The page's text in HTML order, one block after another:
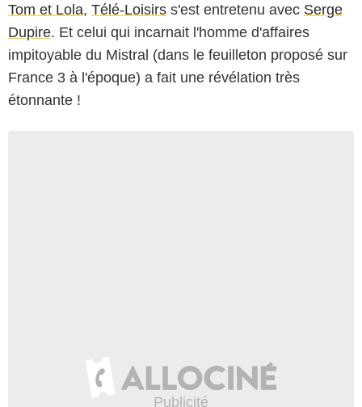
Tom et Lola, Télé-Loisirs s'est entretenu avec Serge
Dupire. Et celui qui incarnait l'homme d'affaires
impitoyable du Mistral (dans le feuilleton proposé sur
France 3 à l'époque) a fait une révélation très
étonnante !